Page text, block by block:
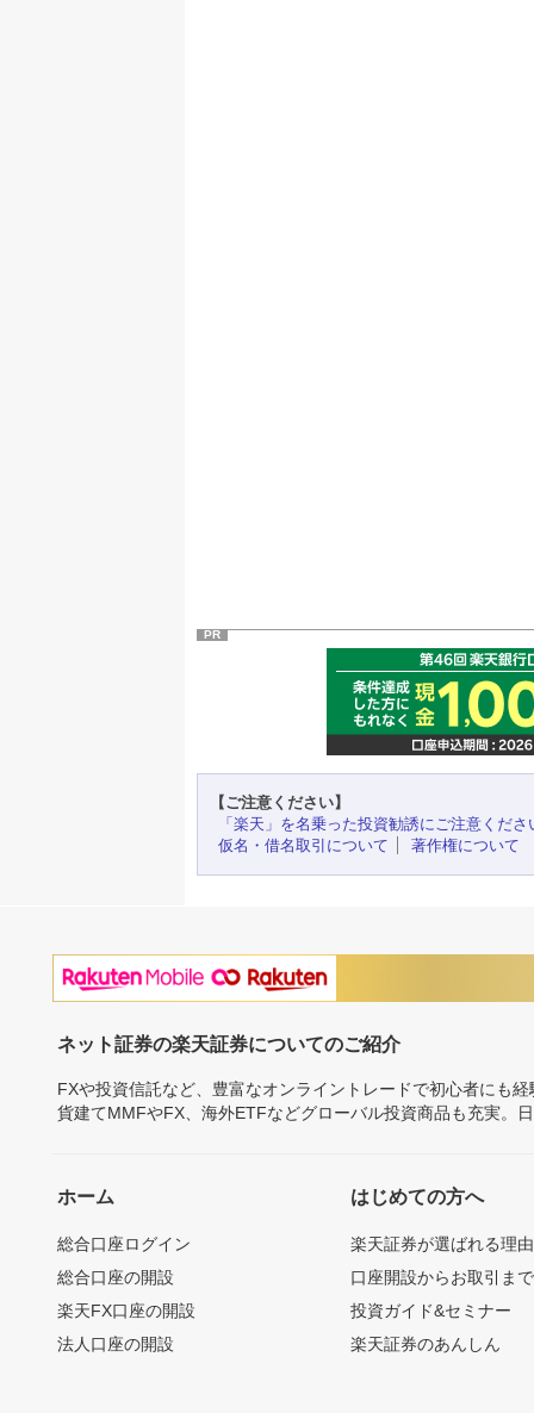
PR
【ご注意ください】
「楽天」を名乗った投資勧誘にご注意くださ
仮名・借名取引について
著作権について
ネット証券の楽天証券についてのご紹介
FXや投資信託など、豊富なオンライントレードで初心者にも
貨建てMMFやFX、海外ETFなどグローバル投資商品も充実。
ホーム
総合口座ログイン
総合口座の開設
楽天FX口座の開設
法人口座の開設
はじめての方へ
楽天証券が選ばれる理由
口座開設からお取引ま
投資ガイド&セミナー
楽天証券のあんしん